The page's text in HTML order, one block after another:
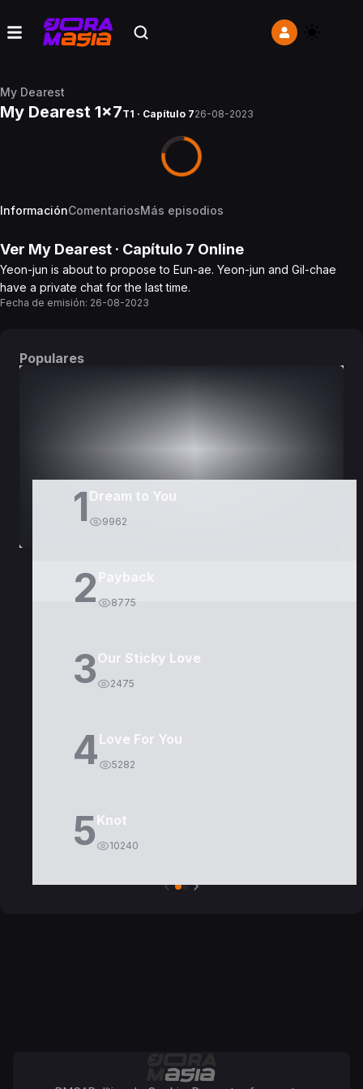
My Dearest
My Dearest 1x7T1 · Capítulo 726-08-2023
InformaciónComentariosMás episodios
Ver My Dearest · Capítulo 7 Online
Yeon-jun is about to propose to Eun-ae. Yeon-jun and Gil-chae
have a private chat for the last time.
Fecha de emisión: 26-08-2023
Populares
1 Dream to You
9962
2 8775
3Our Sticky Love
2475
4Love For You
5282
5Knot
10240